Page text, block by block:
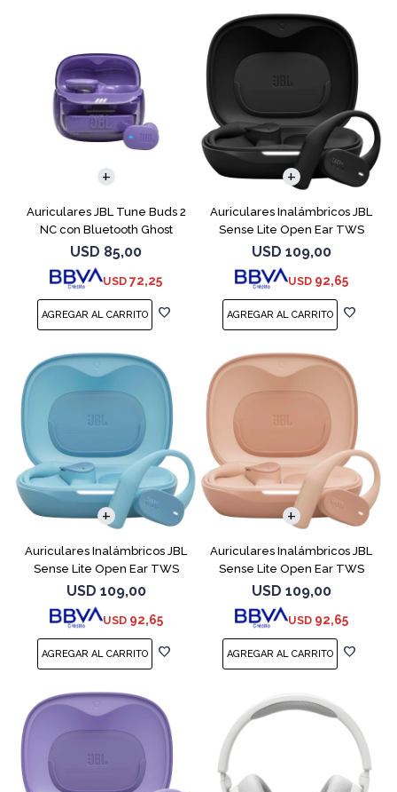
Auriculares JBL Tune Buds 2
NC con Bluetooth Ghost
USD 85,00
USD 72,25
Auriculares Inalámbricos JBL
Sense Lite Open Ear TWS
Negro
USD 109,00
USD 92,65
Auriculares Inalámbricos JBL
Sense Lite Open Ear TWS
Azul
USD 109,00
USD 92,65
Auriculares Inalámbricos JBL
Sense Lite Open Ear TWS
Beige
USD 109,00
USD 92,65